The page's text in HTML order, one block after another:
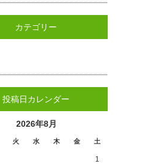
カテゴリー
投稿日カレンダー
2026年8月
火 水 木 金 土
1